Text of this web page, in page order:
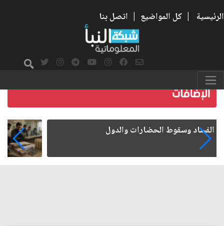
الرئيسية | كل المواضيع | اتصل بنا
رواتب الموظفين على صفيح ساخن